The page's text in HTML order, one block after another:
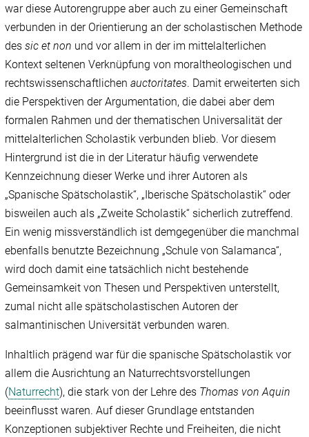
war diese Autorengruppe aber auch zu einer Gemeinschaft
verbunden in der Orientierung an der scholastischen Methode
dessic et non und vor allem in der im mittelalterlichen
Kontext seltenen Verknüpfung von moraltheologischen und
rechtswissenschaftlichenauctoritates. Damit erweiterten sich
die Perspektiven der Argumentation, die dabei aber dem
formalen Rahmen und der thematischen Universalität der
mittelalterlichen Scholastik verbunden blieb. Vor diesem
Hintergrund ist die in der Literatur häufig verwendete
Kennzeichnung dieser Werke und ihrer Autoren als
„Spanische Spätscholastik“, „Iberische Spätscholastik“ oder
bisweilen auch als „Zweite Scholastik“ sicherlich zutreffend.
Ein wenig missverständlich ist demgegenüber die manchmal
ebenfalls benutzte Bezeichnung „Schule von Salamanca“,
wird doch damit eine tatsächlich nicht bestehende
Gemeinsamkeit von Thesen und Perspektiven unterstellt,
zumal nicht alle spätscholastischen Autoren der
salmantinischen Universität verbunden waren.
Inhaltlich prägend war für die spanische Spätscholastik vor
allem die Ausrichtung an Naturrechtsvorstellungen
(Naturrecht), die stark von der Lehre des Thomas von Aquin
beeinflusst waren. Auf dieser Grundlage entstanden
Konzeptionen subjektiver Rechte und Freiheiten, die nicht